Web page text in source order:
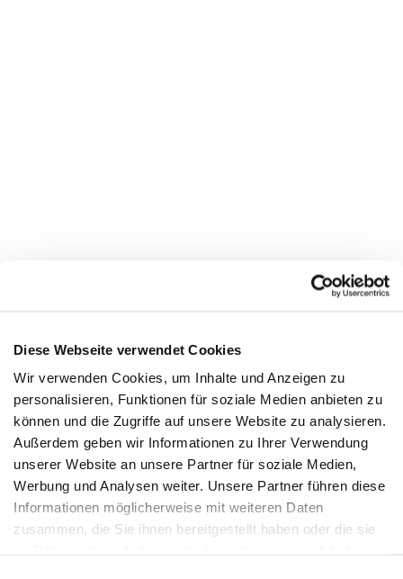
Diese Webseite verwendet Cookies
Wir verwenden Cookies, um Inhalte und Anzeigen zu
personalisieren, Funktionen für soziale Medien anbieten zu
können und die Zugriffe auf unsere Website zu analysieren.
Außerdem geben wir Informationen zu Ihrer Verwendung
unserer Website an unsere Partner für soziale Medien,
Werbung und Analysen weiter. Unsere Partner führen diese
Informationen möglicherweise mit weiteren Daten
zusammen, die Sie ihnen bereitgestellt haben oder die sie
KAPPA
Franciacorta Designer Village
Store 21